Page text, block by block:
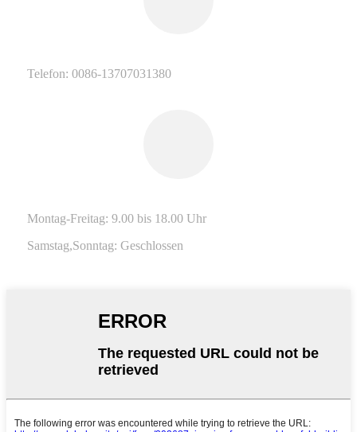
Telefon: 0086-13707031380
Montag-Freitag: 9.00 bis 18.00 Uhr
Samstag,Sonntag: Geschlossen